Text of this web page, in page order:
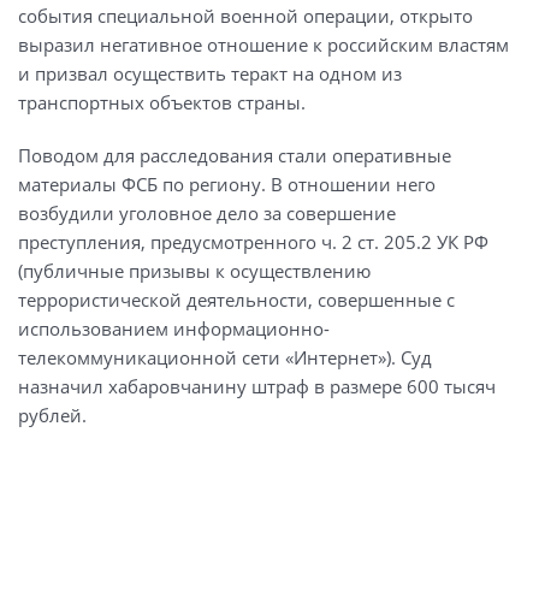
события специальной военной операции, открыто
выразил негативное отношение к российским властям
и призвал осуществить теракт на одном из
транспортных объектов страны.
Поводом для расследования стали оперативные
материалы ФСБ по региону. В отношении него
возбудили уголовное дело за совершение
преступления, предусмотренного ч. 2 ст. 205.2 УК РФ
(публичные призывы к осуществлению
террористической деятельности, совершенные с
использованием информационно-
телекоммуникационной сети «Интернет»). Суд
назначил хабаровчанину штраф в размере 600 тысяч
рублей.